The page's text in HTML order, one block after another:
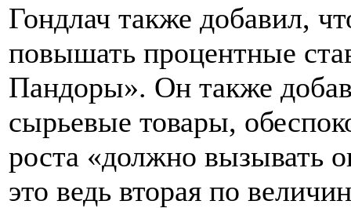
Гондлач также добавил,
повышать процентные
Пандоры». Он также
сырьевые товары,
роста «должно вызывать
это ведь вторая по